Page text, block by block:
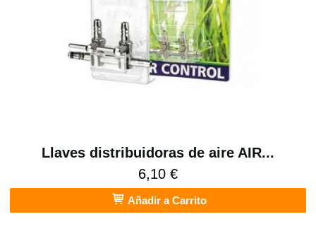
Llaves distribuidoras de aire AIR...
6,10 €
Añadir a Carrito